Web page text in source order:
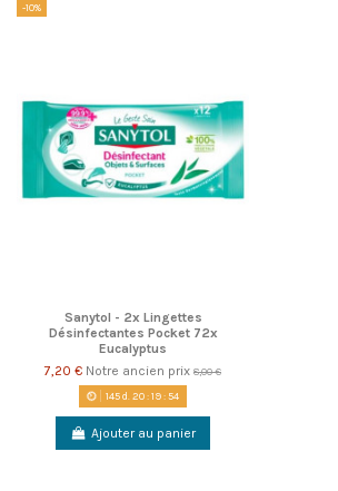
-10%
Sanytol - 2x Lingettes
Désinfectantes Pocket 72x
Eucalyptus
7,20 € Notre ancien prix 8,00 €
145d. 20:19:54
Ajouter au panier